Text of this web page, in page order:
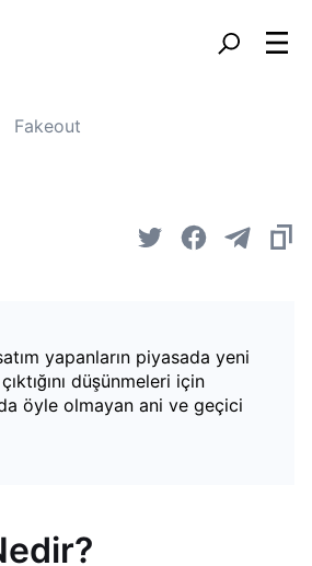
Fakeout
yapanların piyasada yeni
düşünmeleri için
öyle olmayan ani ve geçici